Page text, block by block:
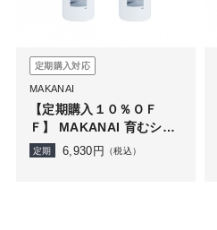
定期購入対応
MAKANAI
【定期購入１０％ＯＦ
Ｆ】 MAKANAI 育むシャ
ンプー（しとやかな椿の
定期 6,930 円 （税込）